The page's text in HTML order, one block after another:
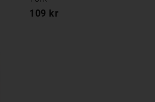
109 kr